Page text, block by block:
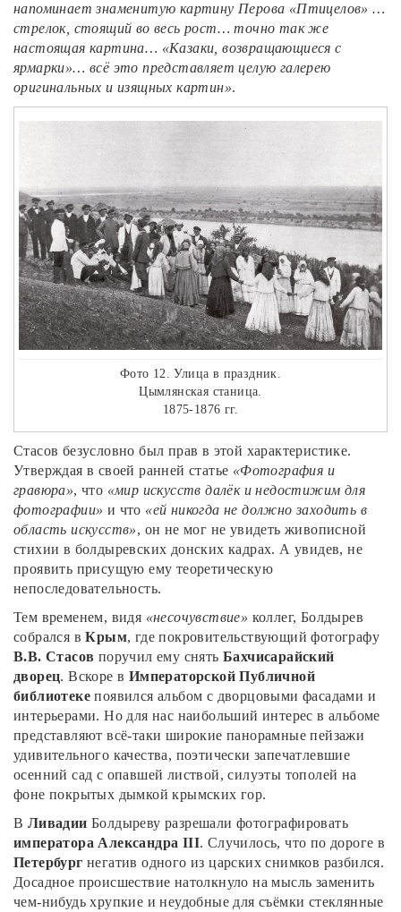
напоминает знаменитую картину Перова «Птицелов» …
стрелок, стоящий во весь рост… точно так же
настоящая картина… «Казаки, возвращающиеся с
ярмарки»… всё это представляет целую галерею
оригинальных и изящных картин».
Фото 12. Улица в праздник.
Цымлянская станица.
1875-1876 гг.
Стасов безусловно был прав в этой характеристике.
Утверждая в своей ранней статье «Фотография и
гравюра», что «мир искусств далёк и недостижим для
фотографии» и что «ей никогда не должно заходить в
область искусств», он не мог не увидеть живописной
стихии в болдыревских донских кадрах. А увидев, не
проявить присущую ему теоретическую
непоследовательность.
Тем временем, видя «несочувствие» коллег, Болдырев
собрался вКрым, где покровительствующий фотографу
В.В. Стасов поручил ему снятьБахчисарайский
дворец. Вскоре в Императорской Публичной
библиотеке появился альбом с дворцовыми фасадами и
интерьерами. Но для нас наибольший интерес в альбоме
представляют всё-таки широкие панорамные пейзажи
удивительного качества, поэтически запечатлевшие
осенний сад с опавшей листвой, силуэты тополей на
фоне покрытых дымкой крымских гор.
В Ливадии Болдыреву разрешали фотографировать
императора Александра III. Случилось, что по дороге в
Петербург негатив одного из царских снимков разбился.
Досадное происшествие натолкнуло на мысль заменить
чем-нибудь хрупкие и неудобные для съёмки стеклянные